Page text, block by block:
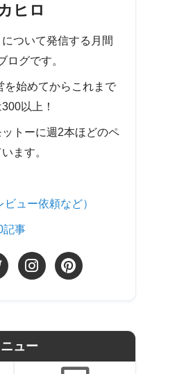
ヒロ
ついて発信する月間
ログです。
を始めてからこれまで
以上！
トーに週2本ほどのペ
ます。
ュー依頼など）
記事
ュー